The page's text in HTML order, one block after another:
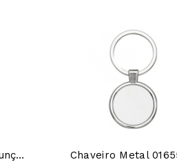
Chaveiro Metal Canivete 4 Funções 00210AG Chaveiro Metal